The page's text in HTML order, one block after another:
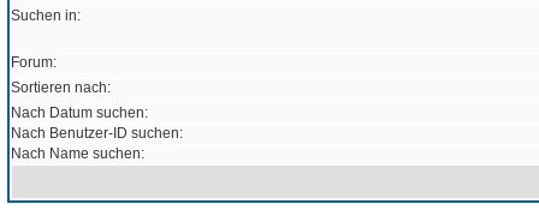
Suchen in:
Forum:
Sortieren nach:
Nach Datum suchen:
Nach Benutzer-ID suchen:
Nach Name suchen: